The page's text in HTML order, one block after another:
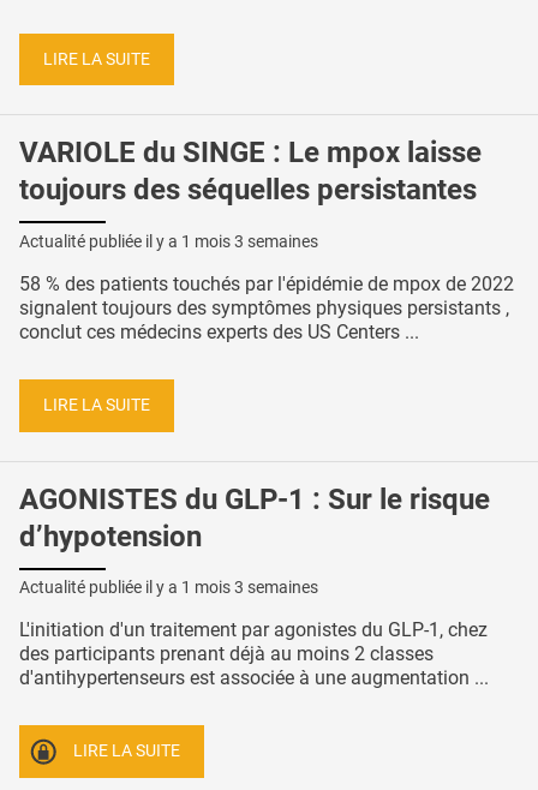
LIRE LA SUITE
VARIOLE du SINGE : Le mpox laisse
toujours des séquelles persistantes
Actualité publiée il y a 1 mois 3 semaines
58 % des patients touchés par l'épidémie de mpox de 2022
signalent toujours des symptômes physiques persistants ,
conclut ces médecins experts des US Centers ...
LIRE LA SUITE
AGONISTES du GLP-1 : Sur le risque
d’hypotension
Actualité publiée il y a 1 mois 3 semaines
L'initiation d'un traitement par agonistes du GLP-1, chez
des participants prenant déjà au moins 2 classes
d'antihypertenseurs est associée à une augmentation ...
LIRE LA SUITE